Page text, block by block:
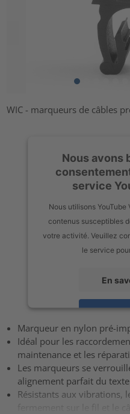
WIC - marqueurs de câbles
Nous avons
service
Nous utilisons
contenus susceptibles
votre activité. Veuillez
le service
En
powered byUsercentrics
Marqueur en nylon pré-
Idéal pour les
maintenance et les
Les marqueurs se
alignement parfait du texte
Résistants aux vibrations,
fermement sur le fil et le